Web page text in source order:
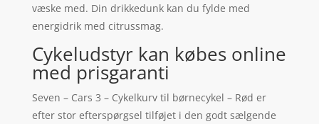
væske med. Din drikkedunk kan du fylde med
energidrik med citrussmag.
Cykeludstyr kan købes online
med prisgaranti
Seven – Cars 3 – Cykelkurv til børnecykel – Rød er
efter stor efterspørgsel tilføjet i den godt sælgende